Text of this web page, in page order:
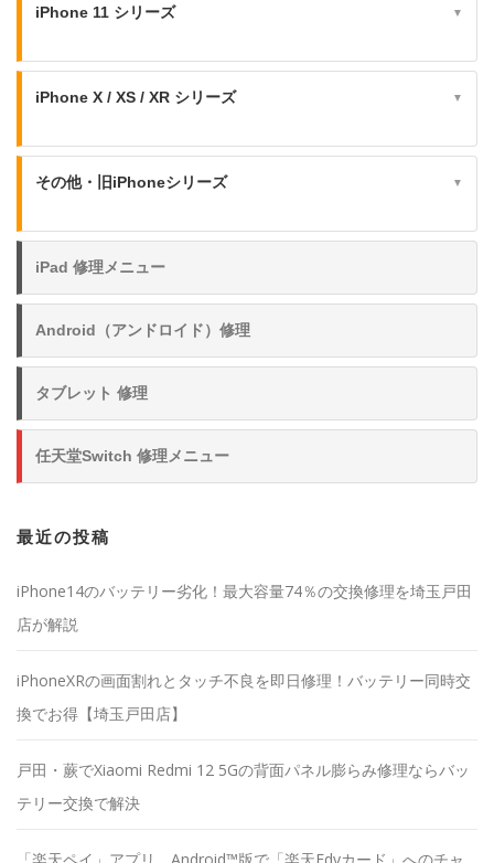
iPhone 11 シリーズ ▼
iPhone X / XS / XR シリーズ ▼
その他・旧iPhoneシリーズ ▼
iPad 修理メニュー
Android（アンドロイド）修理
タブレット 修理
任天堂Switch 修理メニュー
最近の投稿
iPhone14のバッテリー劣化！最大容量74％の交換修理を埼玉戸田
店が解説
iPhoneXRの画面割れとタッチ不良を即日修理！バッテリー同時交
換でお得【埼玉戸田店】
戸田・蕨でXiaomi Redmi 12 5Gの背面パネル膨らみ修理ならバッ
テリー交換で解決